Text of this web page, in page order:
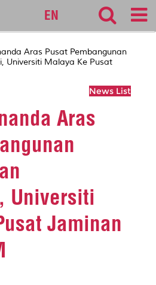
EN
Aras Pusat Pembangunan
Universiti Malaya Ke Pusat
News List
Aras
Universiti
Jaminan